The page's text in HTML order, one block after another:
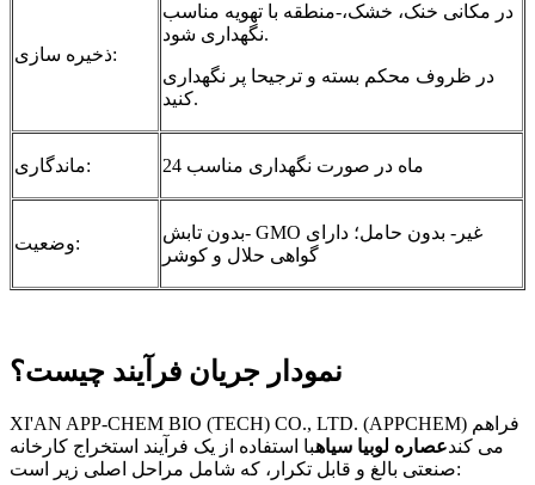
ذخیره سازی:
در مکانی خنک، خشک،-منطقه با تهویه مناسب
نگهداری شود.
در ظروف محکم بسته و ترجیحا پر نگهداری
کنید.
ماندگاری: 24 ماه در صورت نگهداری مناسب
وضعیت:
بدون تابش- GMO غیر- بدون حامل؛ دارای
گواهی حلال و کوشر
نمودار جریان فرآیند چیست؟
XI'AN APP-CHEM BIO (TECH) CO., LTD. (APPCHEM) فراهم
می کندعصاره لوبیا سیاهبا استفاده از یک فرآیند استخراج کارخانه
صنعتی بالغ و قابل تکرار، که شامل مراحل اصلی زیر است: